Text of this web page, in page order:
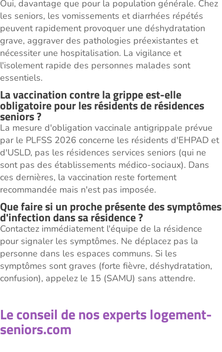
Oui, davantage que pour la population générale. Chez
les seniors, les vomissements et diarrhées répétés
peuvent rapidement provoquer une déshydratation
grave, aggraver des pathologies préexistantes et
nécessiter une hospitalisation. La vigilance et
l'isolement rapide des personnes malades sont
essentiels.
La vaccination contre la grippe est-elle
obligatoire pour les résidents de résidences
seniors ?
La mesure d'obligation vaccinale antigrippale prévue
par le PLFSS 2026 concerne les résidents d'EHPAD et
d'USLD, pas les résidences services seniors (qui ne
sont pas des établissements médico-sociaux). Dans
ces dernières, la vaccination reste fortement
recommandée mais n'est pas imposée.
Que faire si un proche présente des symptômes
d'infection dans sa résidence ?
Contactez immédiatement l'équipe de la résidence
pour signaler les symptômes. Ne déplacez pas la
personne dans les espaces communs. Si les
symptômes sont graves (forte fièvre, déshydratation,
confusion), appelez le 15 (SAMU) sans attendre.
Le conseil de nos experts logement-
seniors.com